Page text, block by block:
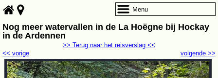
Nog meer watervallen in de La Hoëgne bij Hockay
in de Ardennen
volgende >>
<< vorige
>> Terug naar het reisverslag <<
Menu